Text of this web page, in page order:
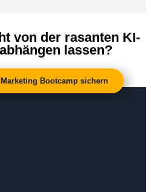
von der rasanten KI-
lassen?
Bootcamp sichern